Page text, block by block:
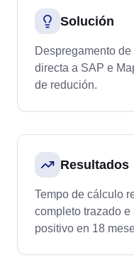
Solución
Despregamento
directa a SAP e
de redución.
Resultados
Tempo de cálculo
completo trazado e
positivo en 18